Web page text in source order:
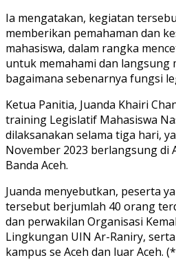
Ia mengatakan, kegiatan
memberikan pemahaman dan
mahasiswa, dalam rangka
untuk memahami dan langsung
bagaimana sebenarnya fungsi
Ketua Panitia, Juanda Khairi
training Legislatif Mahasiswa
dilaksanakan selama tiga hari,
November 2023 berlangsung di
Banda Aceh.
Juanda menyebutkan, peserta
tersebut berjumlah 40 orang
dan perwakilan Organisasi
Lingkungan UIN Ar-Raniry,
kampus se Aceh dan luar Aceh.